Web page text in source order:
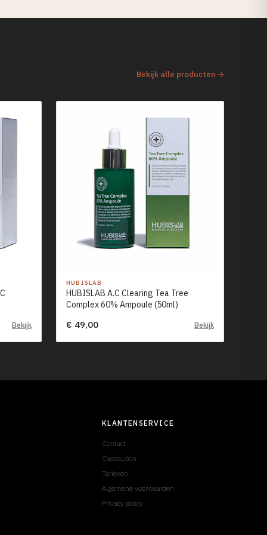
Bekijk alle producten →
Bekijk
HUBISLAB
HUBISLAB A.C Clearing Tea Tree
Complex 60% Ampoule (50ml)
€ 49,00 Bekijk
KLANTENSERVICE
Contact
Cadeaubon
Tarieven
Algemene voorwaarden
Privacy policy